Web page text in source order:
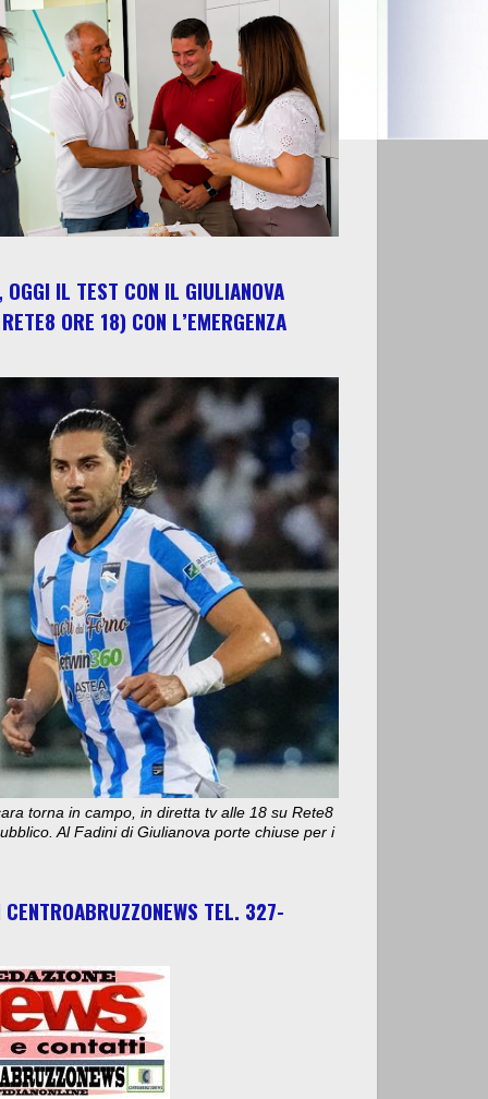
OGGI IL TEST CON IL GIULIANOVA
ORE 18) CON L’EMERGENZA
torna in campo, in diretta tv alle 18 su Rete8
Al Fadini di Giulianova porte chiuse per i
CENTROABRUZZONEWS TEL. 327-